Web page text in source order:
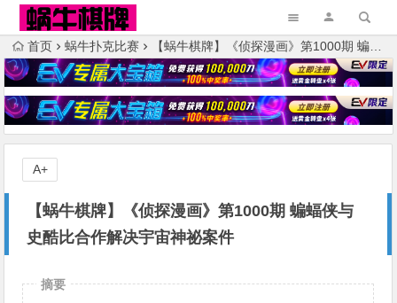
首页 蜗牛扑克比赛 【蜗牛棋牌】《侦探漫画》第1000期 蝙蝠侠与史酷比合作解决宇宙神祕案件
【蜗牛棋牌】《侦探漫画》第1000期 蝙蝠侠与
史酷比合作解决宇宙神祕案件
A+
摘要